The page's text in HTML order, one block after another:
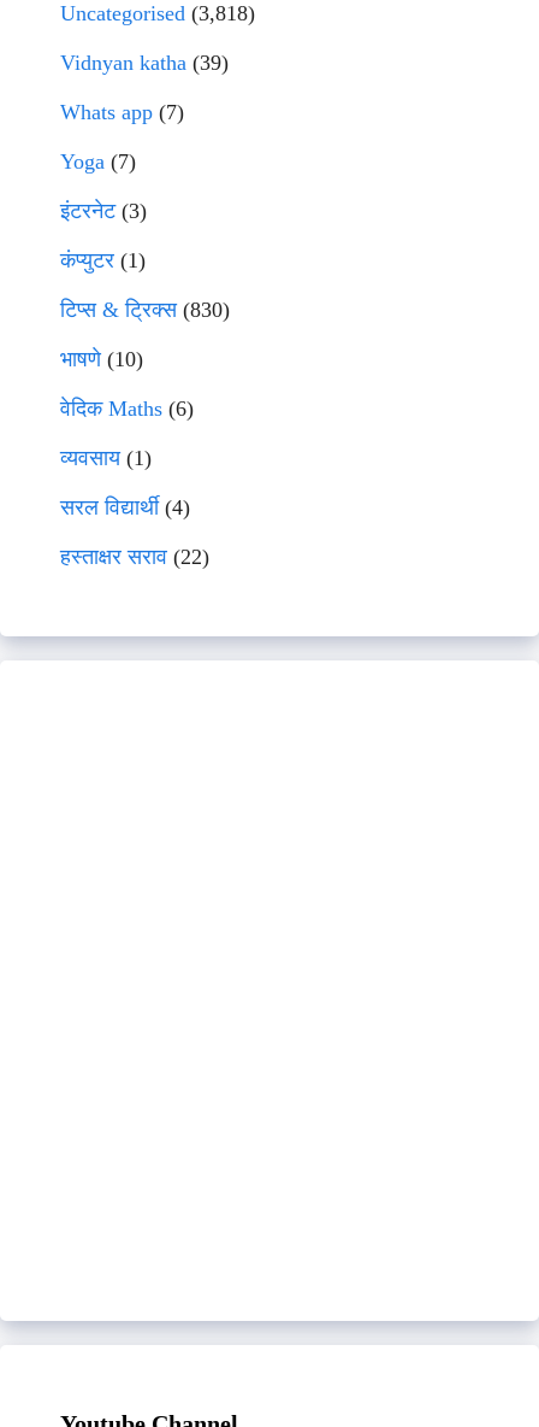
Uncategorised (3,818)
Vidnyan katha (39)
Whats app (7)
Yoga (7)
इंटरनेट(3)
कंप्युटर (1)
टिप्स & ट्रिक्स(830)
भाषणे(10)
वेदिक Maths (6)
व्यवसाय(1)
सरल विद्यार्थी(4)
हस्ताक्षर सराव (22)